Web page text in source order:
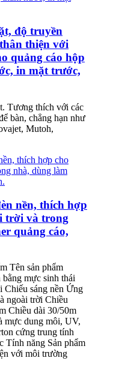
độ truyền
thiện với
quảng cáo hộp
in mặt trước,
Tương thích với các
bàn, chẳng hạn như
Mutoh,
nền, thích hợp
trời và trong
quảng cáo,
Tên sản phẩm
mực sinh thái
Chiếu sáng nền Ứng
ngoài trời Chiều
Chiều dài 30/50m
mực dung môi, UV,
cứng trung tính
Tính năng Sản phẩm
với môi trường